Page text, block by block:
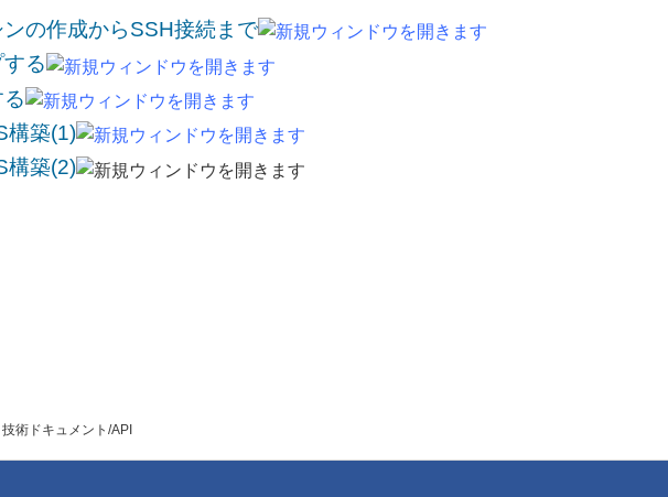
の作成からSSH接続まで
る
構築(1)
構築(2)
術ドキュメント/API